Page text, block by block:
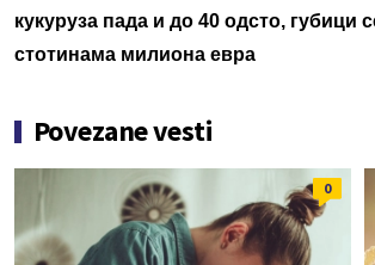
кукуруза пада и до 40 одсто, губици
стотинама милиона евра
Povezane vesti
0